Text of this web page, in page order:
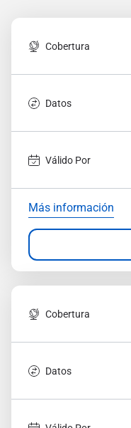
Cobertura
Datos
Válido Por
Más información
Cobertura
Datos